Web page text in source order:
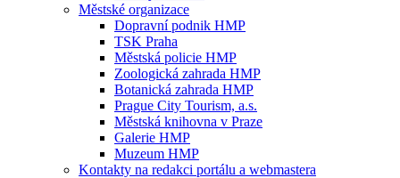
Městské organizace
Dopravní podnik HMP
TSK Praha
Městská policie HMP
Zoologická zahrada HMP
Botanická zahrada HMP
Prague City Tourism, a.s.
Městská knihovna v Praze
Galerie HMP
Muzeum HMP
Kontakty na redakci portálu a webmastera